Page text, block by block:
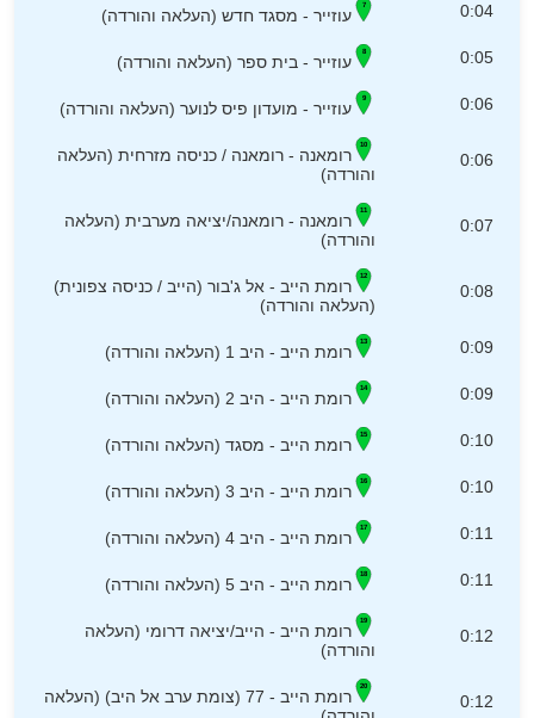
0:04 עוזייר - מסגד חדש (העלאה והורדה)
0:05 עוזייר - בית ספר (העלאה והורדה)
0:06 עוזייר - מועדון פיס לנוער (העלאה והורדה)
0:06
רומאנה - רומאנה / כניסה מזרחית (העלאה
והורדה)
0:07
רומאנה - רומאנה/יציאה מערבית (העלאה
והורדה)
0:08
רומת הייב - אל ג'בור (הייב / כניסה צפונית)
(העלאה והורדה)
0:09 רומת הייב - היב 1 (העלאה והורדה)
0:09 רומת הייב - היב 2 (העלאה והורדה)
0:10 רומת הייב - מסגד (העלאה והורדה)
0:10 רומת הייב - היב 3 (העלאה והורדה)
0:11 רומת הייב - היב 4 (העלאה והורדה)
0:11 רומת הייב - היב 5 (העלאה והורדה)
0:12
רומת הייב - הייב/יציאה דרומי (העלאה
והורדה)
0:12
רומת הייב - 77 (צומת ערב אל היב) (העלאה